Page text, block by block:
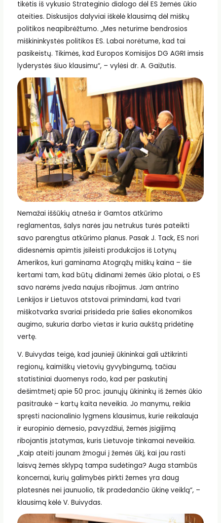
tikėtis iš vykusio Strateginio dialogo dėl ES žemės ūkio
ateities. Diskusijos dalyviai iškėlė klausimą dėl miškų
politikos neapibrėžtumo. „Mes neturime bendrosios
miškininkystės politikos ES. Labai norėtume, kad tai
pasikeistų. Tikimės, kad Europos Komisijos DG AGRI imsis
lyderystės šiuo klausimu“, – vylėsi dr. A. Gaižutis.
Nemažai iššūkių atneša ir Gamtos atkūrimo
reglamentas, šalys narės jau netrukus turės pateikti
savo parengtus atkūrimo planus. Pasak J. Tack, ES nori
didesnėmis apimtis įsileisti produkcijos iš Lotynų
Amerikos, kuri gaminama Atogrąžų miškų kaina – šie
kertami tam, kad būtų didinami žemės ūkio plotai, o ES
savo narėms įveda naujus ribojimus. Jam antrino
Lenkijos ir Lietuvos atstovai primindami, kad tvari
miškotvarka svariai prisideda prie šalies ekonomikos
augimo, sukuria darbo vietas ir kuria aukštą pridėtinę
vertę.
V. Buivydas teigė, kad jaunieji ūkininkai gali užtikrinti
regionų, kaimiškų vietovių gyvybingumą, tačiau
statistiniai duomenys rodo, kad per paskutinį
dešimtmetį apie 50 proc. jaunųjų ūkininkų iš žemės ūkio
pasitraukė – kartų kaita neveikia. Jo manymu, reikia
spręsti nacionalinio lygmens klausimus, kurie reikalauja
ir europinio dėmesio, pavyzdžiui, žemės įsigijimą
ribojantis įstatymas, kuris Lietuvoje tinkamai neveikia.
„Kaip ateiti jaunam žmogui į žemės ūkį, kai jau rasti
laisvą žemės sklypą tampa sudėtinga? Auga stambūs
koncernai, kurių galimybės pirkti žemes yra daug
platesnės nei jaunuolio, tik pradedančio ūkinę veiklą“, –
klausimą kėlė V. Buivydas.